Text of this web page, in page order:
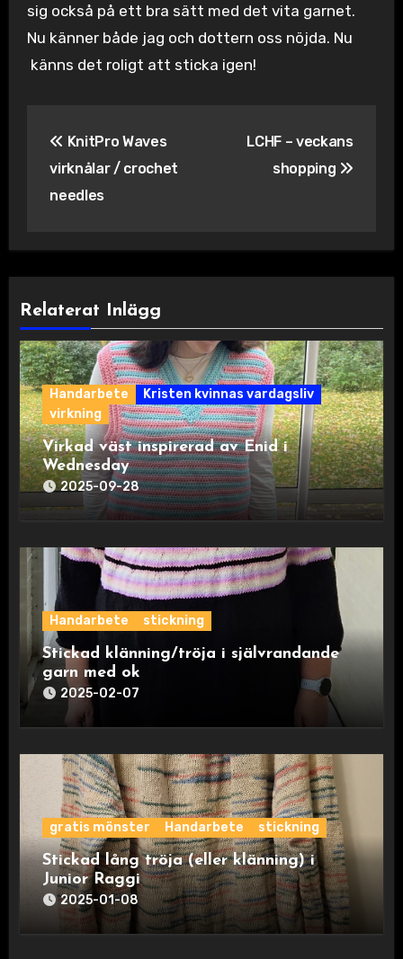
sig också på ett bra sätt med det vita garnet.
Nu känner både jag och dottern oss nöjda. Nu
känns det roligt att sticka igen!
KnitPro Waves
virknålar / crochet
needles
LCHF – veckans
shopping
Relaterat Inlägg
Handarbete
Kristen kvinnas vardagsliv
virkning
Virkad väst inspirerad av Enid i
Wednesday
2025-09-28
Handarbete stickning
Stickad klänning/tröja i självrandande
garn med ok
2025-02-07
gratis mönster Handarbete stickning
Stickad lång tröja (eller klänning) i
Junior Raggi
2025-01-08